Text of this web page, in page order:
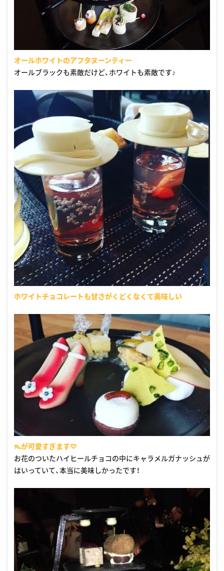
オールホワイトのアフタヌーンティー
オールブラックも素敵だけど、ホワイトも素敵です♪
ホワイトチョコレートも甘さがくどくなくて美味しい
👠が可愛すぎます♡
お花のついたハイヒールチョコの中にキャラメルガナッシュが
はいっていて、本当に美味しかったです！